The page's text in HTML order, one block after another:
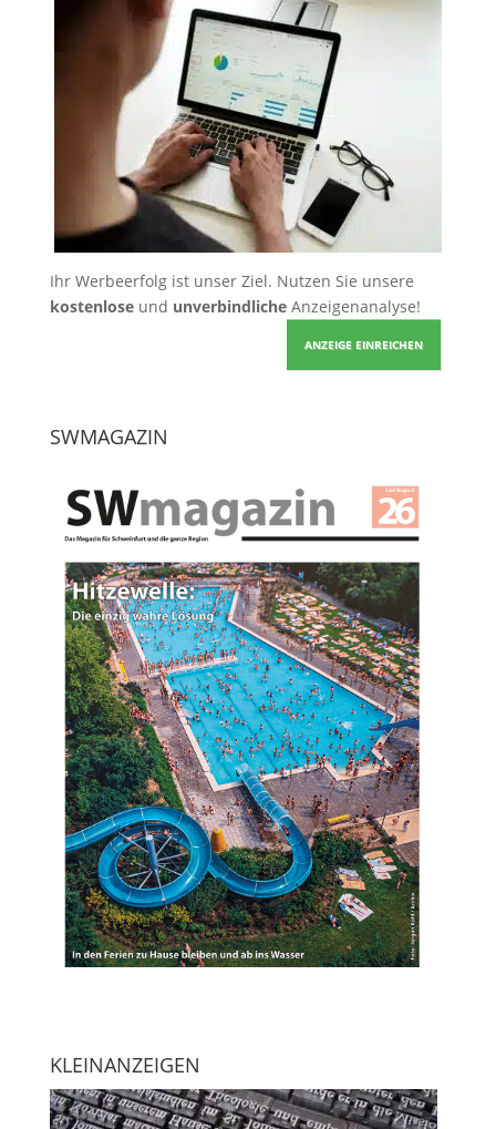
Ihr Werbeerfolg ist unser Ziel. Nutzen Sie unsere
kostenloseund unverbindlicheAnzeigenanalyse!
ANZEIGE EINREICHEN
SWMAGAZIN
KLEINANZEIGEN